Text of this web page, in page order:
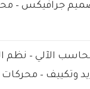
جرافيكس –
الآلي – نظم
وتكييف –